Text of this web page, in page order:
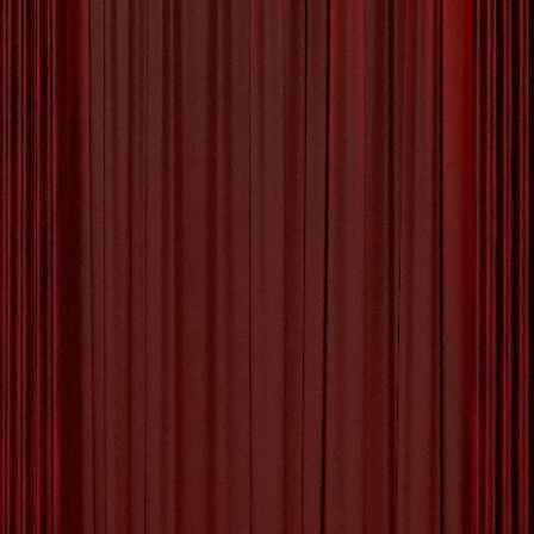
De Betoverende Wereld van
Toneelstukken: Emotie en
Verbeelding op het Podium
De Magie van Toneelstukken: Een Wereld Vol
Verbeelding en Emotie Toneelstukken vormen
een essentieel onderdeel van de rijke wereld van
theater. Met hun unieke vermogen om verhalen
tot leven te brengen, emoties te tonen en het
publiek mee te nemen op een reis vol
verbeelding, hebben toneelstukken een tijdloze
aantrekkingskracht die generaties lang blijft
[more…]
Tagged with: ,
balans tussen dialogen
en actie
belichting boeiend en origineel verhaal
decorontwerp
,dialogen emotie